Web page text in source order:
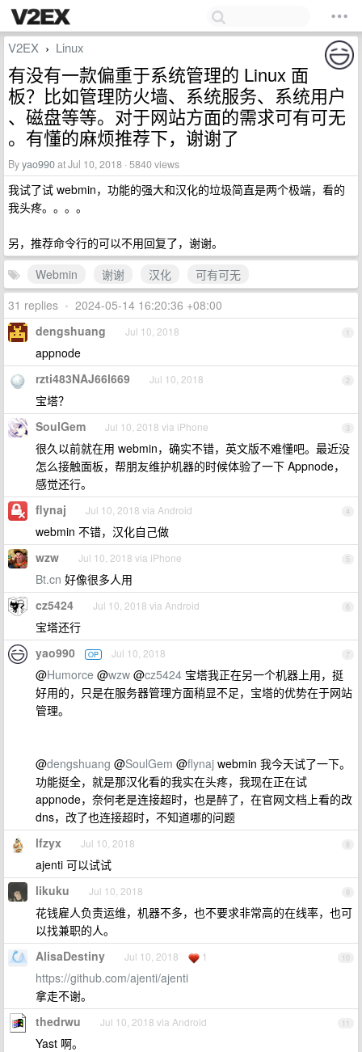
V2EX › Linux
有没有一款偏重于系统管理的 Linux 面
板？比如管理防火墙、系统服务、系统用户
、磁盘等等。对于网站方面的需求可有可无
。有懂的麻烦推荐下，谢谢了
Byyao990at Jul 10, 2018 · 5840 views
我试了试 webmin，功能的强大和汉化的垃圾简直是两个极端，看的
我头疼。。。。
另，推荐命令行的可以不用回复了，谢谢。
Webmin
谢谢 汉化
可有可无
31 replies • 2024-05-14 16:20:36 +08:00
1
dengshuang Jul 10, 2018
appnode
2
rzti483NAJ66l669 Jul 10, 2018
宝塔？
3
SoulGem Jul 10, 2018 via iPhone
很久以前就在用 webmin，确实不错，英文版不难懂吧。最近没
怎么接触面板，帮朋友维护机器的时候体验了一下 Appnode，
感觉还行。
4
flynaj Jul 10, 2018 via Android
webmin 不错，汉化自己做
5
wzw Jul 10, 2018 via iPhone
Bt.cn 好像很多人用
6
cz5424 Jul 10, 2018 via Android
宝塔还行
7
yao990 OP Jul 10, 2018
@Humorce @wzw @cz5424 宝塔我正在另一个机器上用，挺
好用的，只是在服务器管理方面稍显不足，宝塔的优势在于网站
管理。
@dengshuang @SoulGem @flynaj webmin 我今天试了一下。
功能挺全，就是那汉化看的我实在头疼，我现在正在试
appnode，奈何老是连接超时，也是醉了，在官网文档上看的改
dns，改了也连接超时，不知道哪的问题
8
lfzyx Jul 10, 2018
ajenti 可以试试
9
likuku Jul 10, 2018
花钱雇人负责运维，机器不多，也不要求非常高的在线率，也可
以找兼职的人。
10
AlisaDestiny Jul 10, 2018 1
https://github.com/ajenti/ajenti
拿走不谢。
11
thedrwu Jul 10, 2018 via Android
Yast 啊。